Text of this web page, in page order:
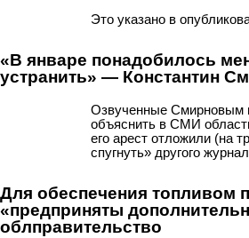
Это указано в
«В январе понадобилось
устранить» — Константин
Озвученные Смирновым
объяснить в СМИ
его арест отложили (на
спугнуть» другого
Для обеспечения топливом
«предприняты
облправительство